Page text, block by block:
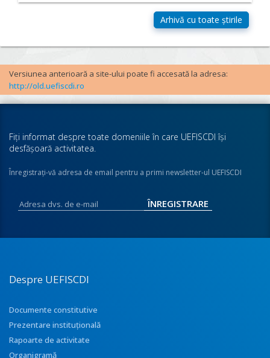
Versiunea anterioară a site-ului poate fi accesată la adresa:
http://old.uefiscdi.ro
Fiţi informat despre toate domeniile în care UEFISCDI îşi
desfăşoară activitatea.
Înregistraţi-vă adresa de email pentru a primi newsletter-ul UEFISCDI
Despre UEFISCDI
Documente constitutive
Prezentare instituţională
Rapoarte de activitate
Organigramă